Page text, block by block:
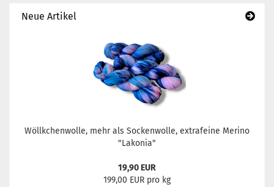
Neue Artikel
Wöllkchenwolle, mehr als Sockenwolle, extrafeine Merino
"Lakonia"
19,90 EUR
199,00 EUR pro kg